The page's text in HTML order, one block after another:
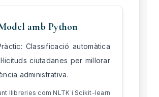
amb Python
Classificació automàtica
ciutadanes per millorar
administrativa.
llibreries com NLTK i Scikit-learn